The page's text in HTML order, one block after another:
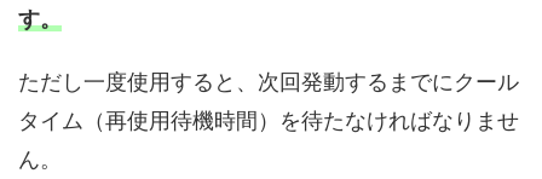
す。
ただし一度使用すると、次回発動するまでにクール
タイム（再使用待機時間）を待たなければなりませ
ん。